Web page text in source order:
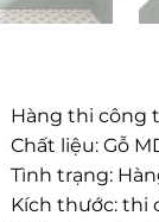
Hàng thi công
Chất liệu: Gỗ
Tình trạng:
Kích thước: thi